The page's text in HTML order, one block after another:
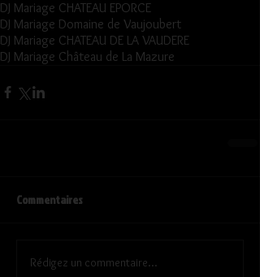
DJ Mariage CHATEAU EPORCE
DJ Mariage Domaine de Vaujoubert
DJ Mariage CHATEAU DE LA VAUDERE
DJ Mariage Château de La Mazure
Commentaires
Rédigez un commentaire...